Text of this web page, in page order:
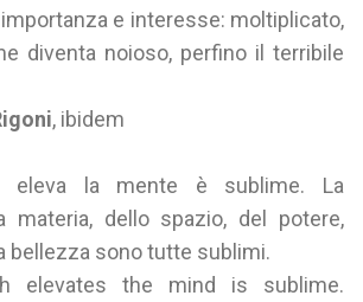
e interesse: moltiplicato,
diventa noioso, perfino il terribile
, ibidem
eleva la mente è sublime. La
materia, dello spazio, del potere,
bellezza sono tutte sublimi.
elevates the mind is sublime.